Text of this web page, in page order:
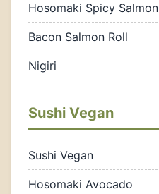
Hosomaki Spicy Salmon
Bacon Salmon Roll
Nigiri
Sushi Vegan
Sushi Vegan
Hosomaki Avocado